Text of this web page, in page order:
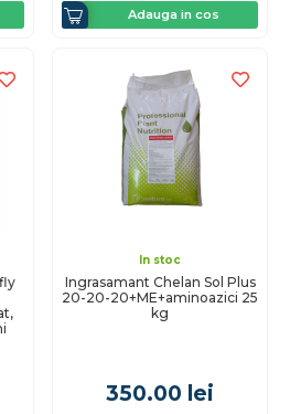
Adauga in cos
In stoc
Ingrasamant Chelan Sol Plus
20-20-20+ME+aminoazici 25
kg
350.00 lei